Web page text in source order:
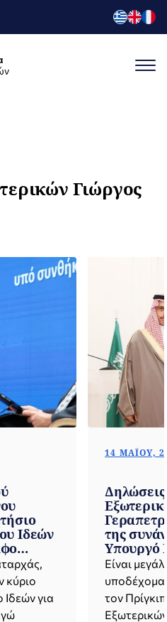
Γιώργος
Ιδεών
θέμα
κύριο
Ιδεών για
14 ΜΑΪ́ΟΥ,
της
Υπουργό
Αραβίας,
bin
Είναι
τον